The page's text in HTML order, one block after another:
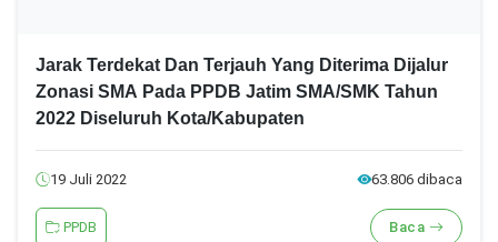
Jarak Terdekat Dan Terjauh Yang Diterima Dijalur
Zonasi SMA Pada PPDB Jatim SMA/SMK Tahun
2022 Diseluruh Kota/Kabupaten
19 Juli 2022 63.806 dibaca
PPDB Baca